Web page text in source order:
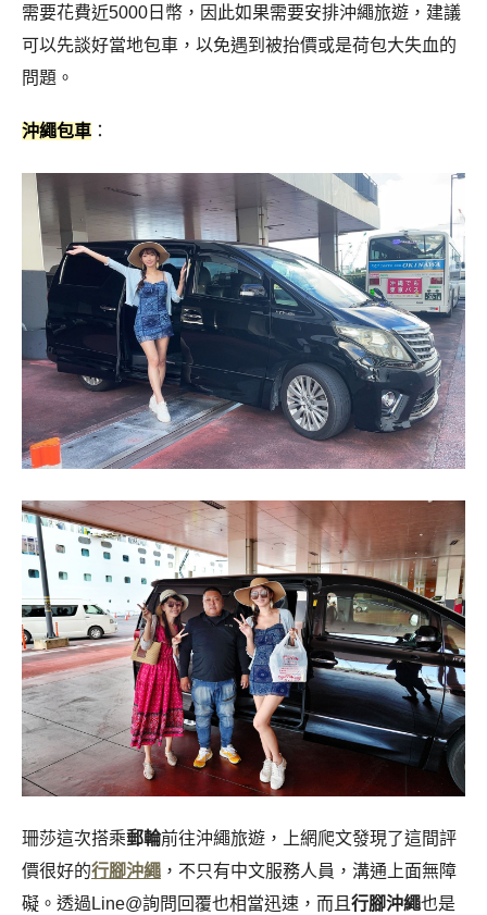
需要花費近5000日幣，因此如果需要安排沖繩旅遊，建議
可以先談好當地包車，以免遇到被抬價或是荷包大失血的
問題。
沖繩包車 ：
珊莎這次搭乘郵輪前往沖繩旅遊，上網爬文發現了這間評
價很好的行腳沖繩 ，不只有中文服務人員，溝通上面無障
礙。透過Line@詢問回覆也相當迅速，而且 行腳沖繩也是